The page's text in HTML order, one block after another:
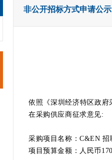
非公开招标方式申请公示
依照《深圳经济特区政
在采购供应商征求意见:
采购项目名称：C&EN 招
项目预算金额：人民币